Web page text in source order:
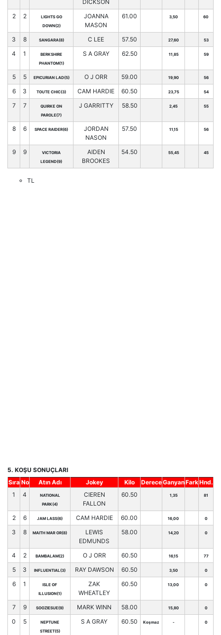
DICKSON
2
2
LIGHTS GO
DOWN(2)
JOANNA
MASON
61.00 3,50 60
3 8 SANGARA(8) C LEE 57.50 27,60 53
4 1
BERKSHIRE
PHANTOM(1)
S A GRAY 62.50 11,85 59
5 5 EPICURIAN LAD(5) O J ORR 59.00 19,90 56
6 3 TOUTE CHIC(3) CAM HARDIE 60.50 23,75 54
7 7
QUIRKE ON
PAROLE(7)
J GARRITTY 58.50 2,45 55
8 6 SPACE RAIDER(6)
JORDAN
NASON
57.50 11,15 56
9 9
VICTORIA
LEGEND(9)
AIDEN
BROOKES
54.50 55,45 45
TL
5. KOŞU SONUÇLARI
Sıra No Atın Adı Jokey Kilo DereceGanyanFarkHnd.
1
4
NATIONAL
PARK(4)
CIEREN
FALLON
60.50 1,35 81
2 6 JAM LASS(6) CAM HARDIE 60.00 16,00 0
3 8 MAITH MAR OR(8)
LEWIS
EDMUNDS
58.00 14,20 0
4 2 BAMBALAM(2) O J ORR 60.50 16,15 77
5 3 INFLUENTIAL(3) RAY DAWSON 60.50 3,50 0
6 1
ISLE OF
ILLUSION(1)
ZAK
WHEATLEY
60.50 13,00 0
7 9 SOOZIESUE(9) MARK WINN 58.00 15,80 0
0 5
NEPTUNE
STREET(5)
S A GRAY 60.50 Koşmaz - 0